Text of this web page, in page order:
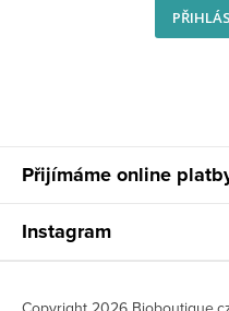
Přijímáme online
Instagram